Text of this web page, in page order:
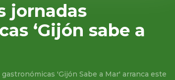
jornadas
‘Gijón sabe a
'Gijón Sabe a Mar' arranca este